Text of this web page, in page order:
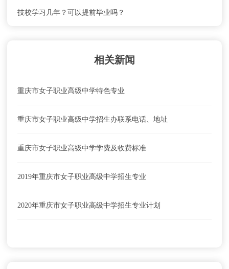
技校学习几年？可以提前毕业吗？
相关新闻
重庆市女子职业高级中学特色专业
重庆市女子职业高级中学招生办联系电话、地址
重庆市女子职业高级中学学费及收费标准
2019年重庆市女子职业高级中学招生专业
2020年重庆市女子职业高级中学招生专业计划